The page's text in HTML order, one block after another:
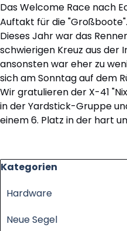
Das Welcome Race nach
Auftakt für die "Großboote".
Dieses Jahr war das
schwierigen Kreuz aus der
ansonsten war eher zu
sich am Sonntag auf dem
Wir gratulieren der X-41
in der Yardstick-Gruppe
einem 6. Platz in der hart
Block überspringen
Kategorien
Hardware
Neue Segel